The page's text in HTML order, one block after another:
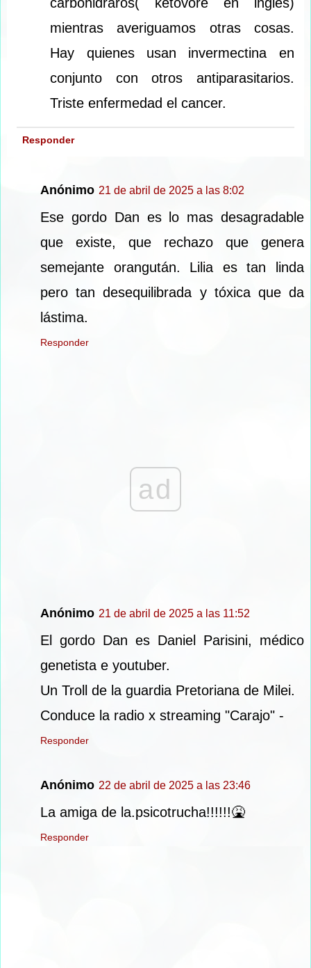
mientras averiguamos otras cosas.
Hay quienes usan invermectina en
conjunto con otros antiparasitarios.
Triste enfermedad el cancer.
Responder
Anónimo 21 de abril de 2025 a las 8:02
Ese gordo Dan es lo mas desagradable
que existe, que rechazo que genera
semejante orangután. Lilia es tan linda
pero tan desequilibrada y tóxica que da
lástima.
Responder
ad
Anónimo 21 de abril de 2025 a las 11:52
El gordo Dan es Daniel Parisini, médico
genetista e youtuber.
Un Troll de la guardia Pretoriana de Milei.
Conduce la radio x streaming "Carajo" -
Responder
Anónimo 22 de abril de 2025 a las 23:46
La amiga de la.psicotrucha!!!!!!🤮
Responder